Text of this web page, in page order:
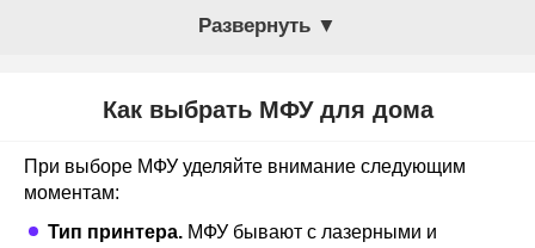
1
TS9140
Смотреть
Развернуть ▼
Как выбрать МФУ для дома
При выборе МФУ уделяйте внимание следующим
моментам:
Тип принтера. МФУ бывают с лазерными и